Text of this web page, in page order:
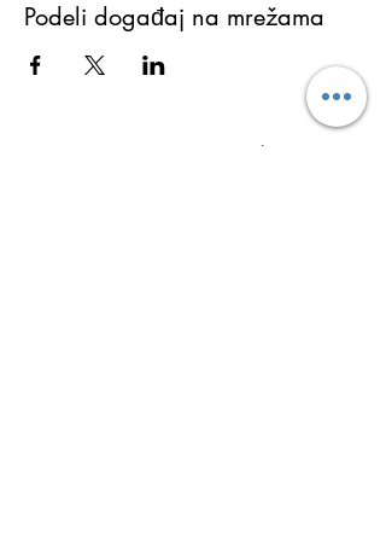
Podeli događaj na mrežama
Martina Lukić